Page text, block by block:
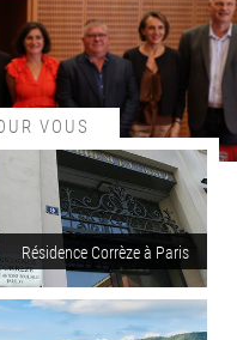
VOUS
Résidence Corrèze à Paris